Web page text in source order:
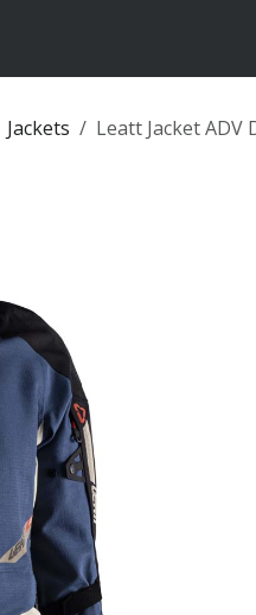
Jackets Leatt Jacket ADV